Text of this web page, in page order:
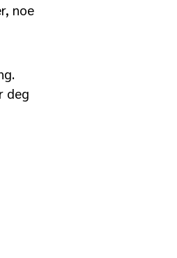
noe
deg